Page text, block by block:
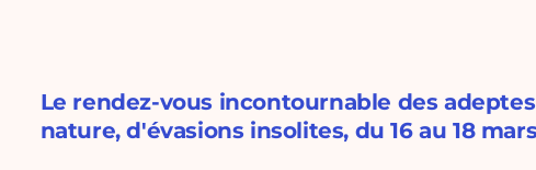
Le rendez-vous incontournable des
nature, d'évasions insolites, du 16 au 18